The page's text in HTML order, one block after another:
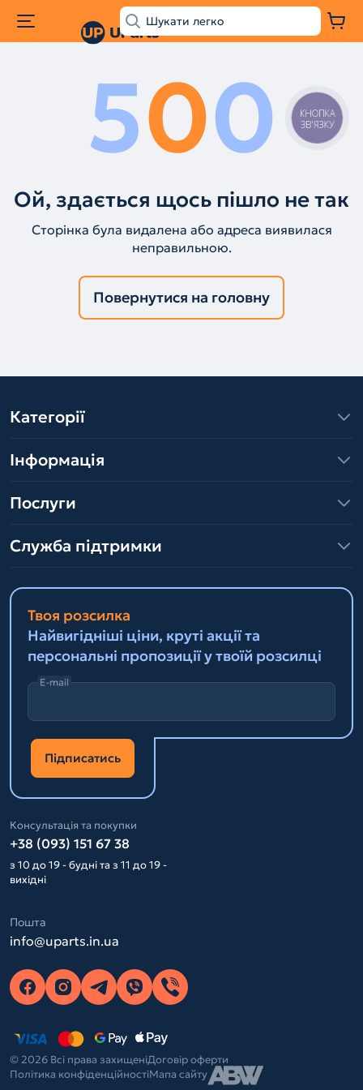
500
Ой, здається щось пішло не так
Сторінка була видалена або адреса виявилася
неправильною.
Повернутися на головну
Категорії
Інформація
Послуги
Служба підтримки
Твоя розсилка
Найвигідніші ціни, круті акції та
персональні пропозиції у твоїй розсилці
E-mail
Підписатись
Консультація та покупки
+38 (093) 151 67 38
з 10 до 19 - будні та з 11 до 19 -
вихідні
Пошта
info@uparts.in.ua
© 2026 Всі права захищеніДоговір оферти
Політика конфіденційностіМапа сайту
КНОПКА
ЗВ'ЯЗКУ